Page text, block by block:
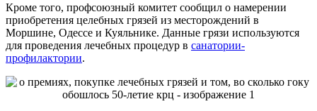
Кроме того, профсоюзный комитет сообщил о намерении
приобретения целебных грязей из месторождений в
Моршине, Одессе и Куяльнике. Данные грязи используются
для проведения лечебных процедур в санатории-
профилактории.